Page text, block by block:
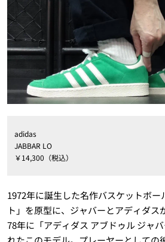
adidas
JABBAR LO
￥14,300（税込）
1972年に誕生した名作バスケットボ
ト」を原型に、ジャバーとアディダス
78年に「アディダス アブドゥル ジャ